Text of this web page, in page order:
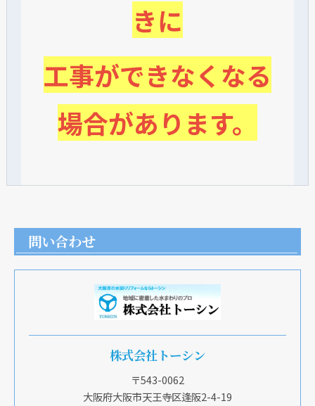
きに
工事ができなくなる
場合があります。
問い合わせ
株式会社トーシン
〒543-0062
大阪府大阪市天王寺区逢阪2-4-19